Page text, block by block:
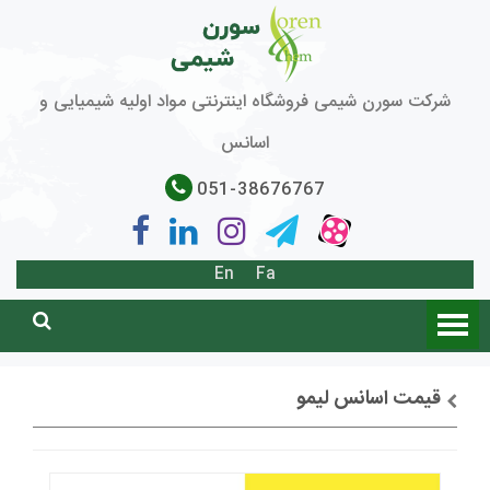
شرکت سورن شیمی فروشگاه اینترنتی مواد اولیه شیمیایی و
اسانس
051-38676767
Fa
En
قیمت اسانس لیمو